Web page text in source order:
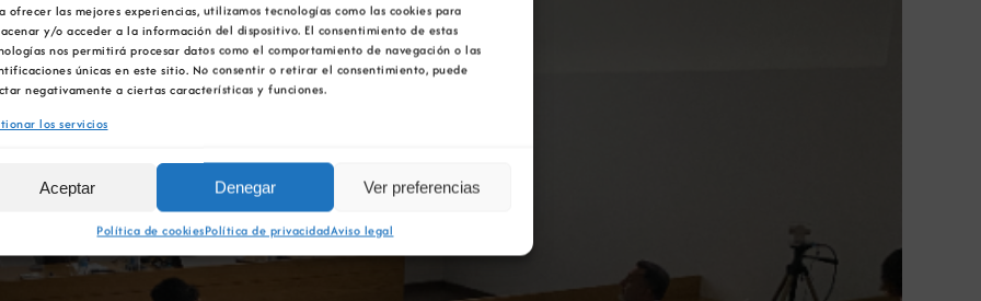
ofrecer las mejores experiencias, utilizamos tecnologías como las cookies para
y/o acceder a la información del dispositivo. El consentimiento de estas
nos permitirá procesar datos como el comportamiento de navegación o las
únicas en este sitio. No consentir o retirar el consentimiento, puede
negativamente a ciertas características y funciones.
los servicios
Aceptar Denegar Ver preferencias
Política de cookiesPolítica de privacidadAviso legal